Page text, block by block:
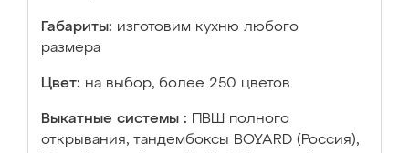
Габариты: изготовим кухню любого
размера
Цвет: на выбор, более 250 цветов
Выкатные системы :
ПВШ полного
открывания, тандембоксы BOYARD (Россия),